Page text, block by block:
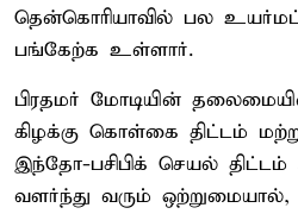
தென்கொரியாவில் பல
பங்கேற்க உள்ளார்.
பிரதமர் மோடியின்
கிழக்கு கொள்கை திட்டம்
இந்தோ-பசிபிக் செயல்
வளர்ந்து வரும் ஒற்றுமையால்,